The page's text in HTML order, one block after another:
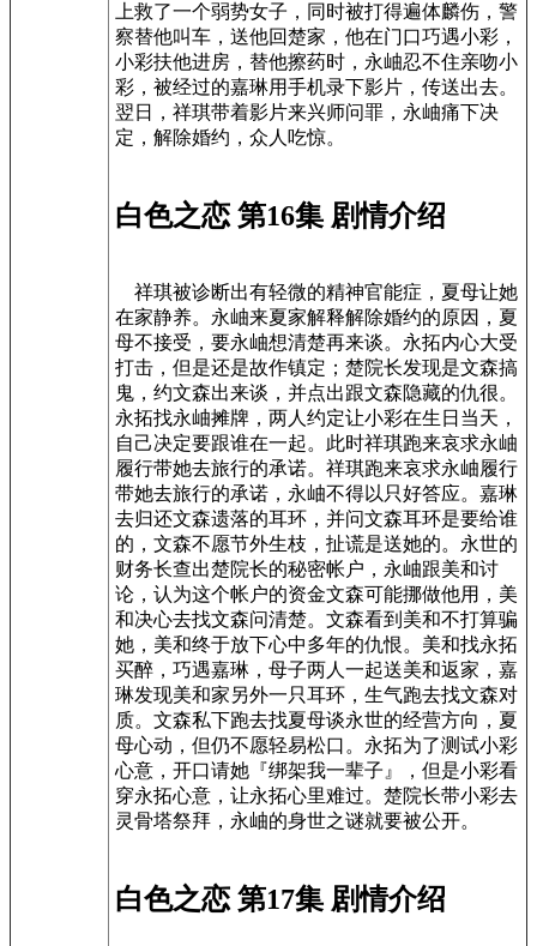
上救了一个弱势女子，同时被打得遍体麟伤，警
察替他叫车，送他回楚家，他在门口巧遇小彩，
小彩扶他进房，替他擦药时，永岫忍不住亲吻小
彩，被经过的嘉琳用手机录下影片，传送出去。
翌日，祥琪带着影片来兴师问罪，永岫痛下决
定，解除婚约，众人吃惊。
白色之恋 第16集 剧情介绍
祥琪被诊断出有轻微的精神官能症，夏母让她
在家静养。永岫来夏家解释解除婚约的原因，夏
母不接受，要永岫想清楚再来谈。永拓内心大受
打击，但是还是故作镇定；楚院长发现是文森搞
鬼，约文森出来谈，并点出跟文森隐藏的仇很。
永拓找永岫摊牌，两人约定让小彩在生日当天，
自己决定要跟谁在一起。此时祥琪跑来哀求永岫
履行带她去旅行的承诺。祥琪跑来哀求永岫履行
带她去旅行的承诺，永岫不得以只好答应。嘉琳
去归还文森遗落的耳环，并问文森耳环是要给谁
的，文森不愿节外生枝，扯谎是送她的。永世的
财务长查出楚院长的秘密帐户，永岫跟美和讨
论，认为这个帐户的资金文森可能挪做他用，美
和决心去找文森问清楚。文森看到美和不打算骗
她，美和终于放下心中多年的仇恨。美和找永拓
买醉，巧遇嘉琳，母子两人一起送美和返家，嘉
琳发现美和家另外一只耳环，生气跑去找文森对
质。文森私下跑去找夏母谈永世的经营方向，夏
母心动，但仍不愿轻易松口。永拓为了测试小彩
心意，开口请她『绑架我一辈子』，但是小彩看
穿永拓心意，让永拓心里难过。楚院长带小彩去
灵骨塔祭拜，永岫的身世之谜就要被公开。
白色之恋 第17集 剧情介绍